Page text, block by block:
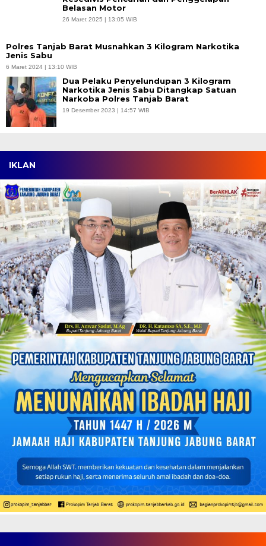
Belasan Motor
26 Maret 2025 | 13:05 WIB
Polres Tanjab Barat Musnahkan 3 Kilogram Narkotika
Jenis Sabu
6 Maret 2024 | 13:10 WIB
Dua Pelaku Penyelundupan 3 Kilogram
Narkotika Jenis Sabu Ditangkap Satuan
Narkoba Polres Tanjab Barat
19 Desember 2023 | 14:57 WIB
IKLAN